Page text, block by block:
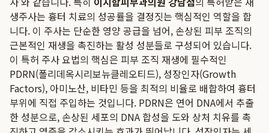
생주사는 흉터 치료의 성공률을 결정짓는 핵심적인 역할을 합
니다. 이 주사는 단순한 영양 공급을 넘어, 손상된 피부 조직의
근본적인 재생을 촉진하는 활성 성분들로 구성되어 있습니다.
이 특허 주사 요법의 핵심은 피부 조직 재생에 필수적인
PDRN(폴리데옥시리보뉴클레오티드), 성장인자(Growth
Factors), 아미노산, 비타민 등을 최적의 비율로 배합하여 흉터
부위에 직접 주입하는 것입니다. PDRN은 연어 DNA에서 추출
한 성분으로, 손상된 세포의 DNA 합성을 도와 상처 치유를 촉